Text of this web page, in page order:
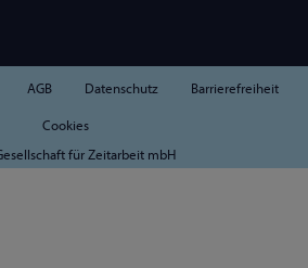
AGB Datenschutz Barrierefreiheit
Cookies
für Zeitarbeit mbH